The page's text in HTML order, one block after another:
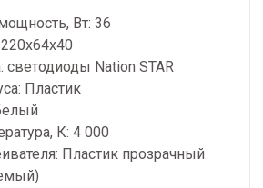
Вт: 36
светодиоды Nation STAR
Пластик
К: 4 000
Пластик прозрачный